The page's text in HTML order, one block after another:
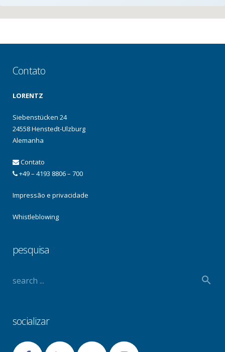
Contato
LORENTZ
Siebenstücken 24
24558 Henstedt-Ulzburg
Alemanha
Contato
+49 – 4193 8806 – 700
Impressão e privacidade
Whistleblowing
pesquisa
socializar